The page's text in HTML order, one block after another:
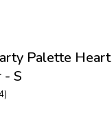
Palette
- S